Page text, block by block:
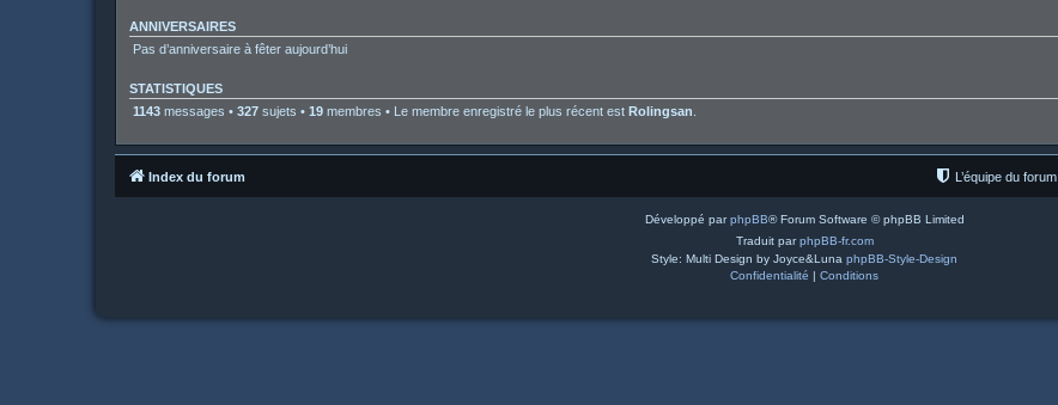
ANNIVERSAIRES
Pas d’anniversaire à fêter aujourd’hui
STATISTIQUES
1143 messages • 327 sujets • 19 membres • Le membre enregistré le plus récent est Rolingsan
Index du forum L’équipe du forum
Développé parphpBB® Forum Software © phpBB Limited
Traduit parphpBB-fr.com
Style: Multi Design by Joyce&Luna phpBB-Style-Design
Confidentialité | Conditions